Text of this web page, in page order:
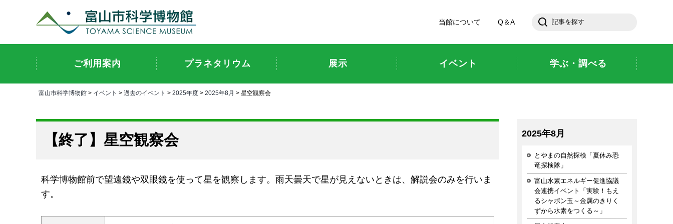
当館について
Q＆A
ご利用案内 プラネタリウム 展示 イベント 学ぶ・調べる
富山市科学博物館 > イベント > 過去のイベント > 2025年度 > 2025年8月 > 星空観察会
星空観察会
科学博物館前で望遠鏡や双眼鏡を使って星を観察します。雨天曇天で星が見えないときは、解説会のみを行いま
す。
2025年8月
とやまの自然探検「夏休み恐
竜探検隊」
富山水素エネルギー促進協議
会連携イベント「実験！もえ
るシャボン玉～金属のきりく
ずから水素をつくる～」